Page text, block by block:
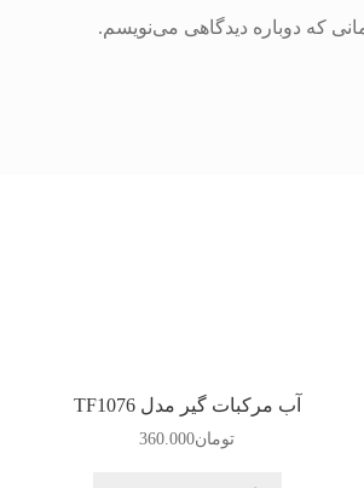
که دوباره دیدگاهی می‌نویسم.
آب مرکبات گیر مدل TF1076
تومان360.000